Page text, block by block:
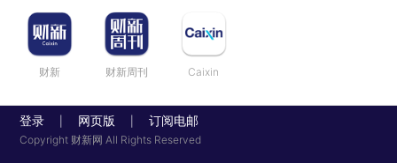
财新 财新周刊 Caixin
登录 网页版 订阅电邮
Copyright 财新网 All Rights Reserved